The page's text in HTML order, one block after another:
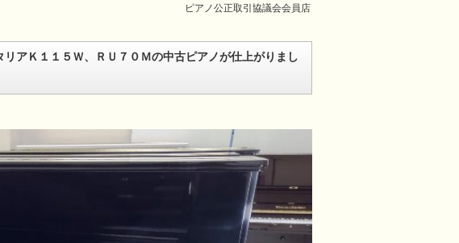
ピアノ公正取引協議会会員店